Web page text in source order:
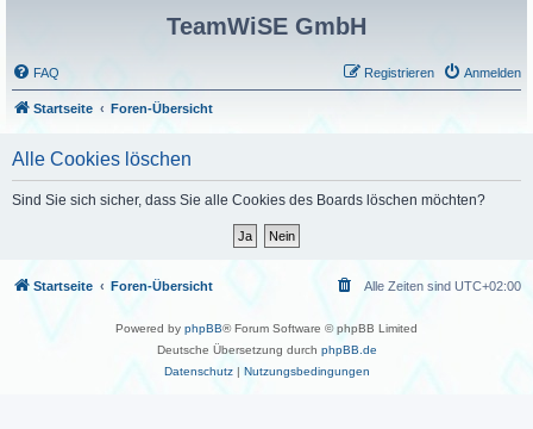
TeamWiSE GmbH
FAQ Anmelden
Registrieren
Startseite Foren-Übersicht
Alle Cookies löschen
Sind Sie sich sicher, dass Sie alle Cookies des Boards löschen möchten?
Startseite Foren-Übersicht Alle Zeiten sind UTC+02:00
Powered by phpBB® Forum Software © phpBB Limited
Deutsche Übersetzung durch phpBB.de
Datenschutz| Nutzungsbedingungen